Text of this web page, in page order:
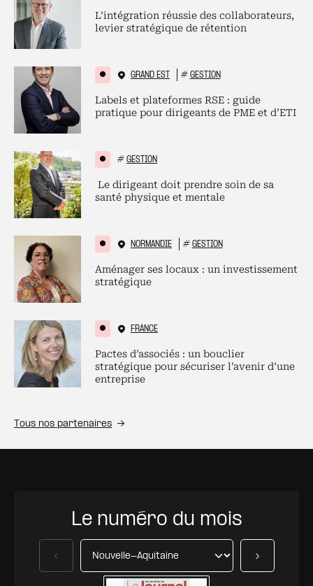
L’intégration réussie des collaborateurs,
levier stratégique de rétention
GRAND EST # GESTION
Labels et plateformes RSE : guide
pratique pour dirigeants de PME et d’ETI
# GESTION
Le dirigeant doit prendre soin de sa
santé physique et mentale
NORMANDIE # GESTION
Aménager ses locaux : un investissement
stratégique
FRANCE
Pactes d’associés : un bouclier
stratégique pour sécuriser l’avenir d’une
entreprise
Tous nos partenaires
Le numéro du mois
Précédent Suivant